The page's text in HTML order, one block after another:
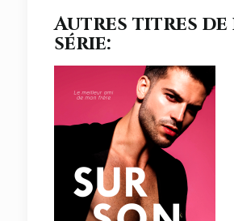
Autres titres de
série: